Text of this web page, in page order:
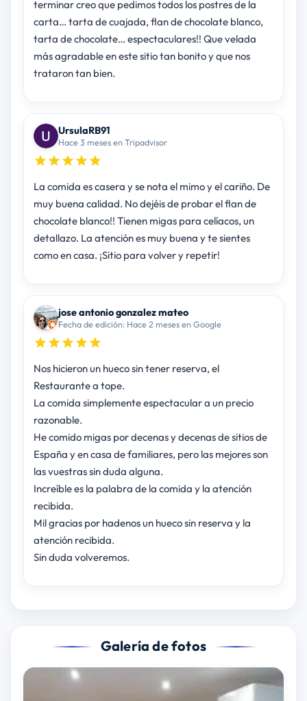
terminar creo que pedimos todos los postres de la
carta… tarta de cuajada, flan de chocolate blanco,
tarta de chocolate… espectaculares!! Que velada
más agradable en este sitio tan bonito y que nos
trataron tan bien.
UrsulaRB91
Hace 3 meses en Tripadvisor
La comida es casera y se nota el mimo y el cariño. De
muy buena calidad. No dejéis de probar el flan de
chocolate blanco!! Tienen migas para celíacos, un
detallazo. La atención es muy buena y te sientes
como en casa. ¡Sitio para volver y repetir!
jose antonio gonzalez mateo
Fecha de edición: Hace 2 meses en Google
Nos hicieron un hueco sin tener reserva, el
Restaurante a tope.
La comida simplemente espectacular a un precio
razonable.
He comido migas por decenas y decenas de sitios de
España y en casa de familiares, pero las mejores son
las vuestras sin duda alguna.
Increíble es la palabra de la comida y la atención
recibida.
Mil gracias por hadenos un hueco sin reserva y la
atención recibida.
Sin duda volveremos.
Galería de fotos